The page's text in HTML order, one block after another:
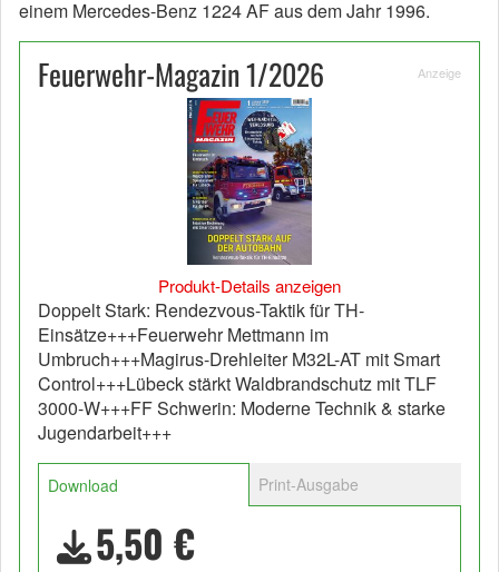
einem Mercedes-Benz 1224 AF aus dem Jahr 1996.
Feuerwehr-Magazin 1/2026 Anzeige
Produkt-Details anzeigen
Doppelt Stark: Rendezvous-Taktik für TH-
Einsätze+++Feuerwehr Mettmann im
Umbruch+++Magirus-Drehleiter M32L-AT mit Smart
Control+++Lübeck stärkt Waldbrandschutz mit TLF
3000-W+++FF Schwerin: Moderne Technik & starke
Jugendarbeit+++
Download Print-Ausgabe
5,50 €